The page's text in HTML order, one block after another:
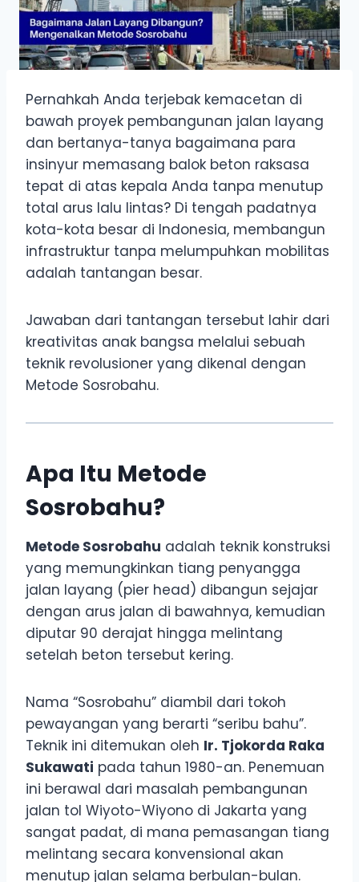
Pernahkah Anda terjebak kemacetan di
bawah proyek pembangunan jalan layang
dan bertanya-tanya bagaimana para
insinyur memasang balok beton raksasa
tepat di atas kepala Anda tanpa menutup
total arus lalu lintas? Di tengah padatnya
kota-kota besar di Indonesia, membangun
infrastruktur tanpa melumpuhkan mobilitas
adalah tantangan besar.
Jawaban dari tantangan tersebut lahir dari
kreativitas anak bangsa melalui sebuah
teknik revolusioner yang dikenal dengan
Metode Sosrobahu.
Apa Itu Metode
Sosrobahu?
Metode Sosrobahu adalah teknik konstruksi
yang memungkinkan tiang penyangga
jalan layang (pier head) dibangun sejajar
dengan arus jalan di bawahnya, kemudian
diputar 90 derajat hingga melintang
setelah beton tersebut kering.
Nama “Sosrobahu” diambil dari tokoh
pewayangan yang berarti “seribu bahu”.
Teknik ini ditemukan oleh Ir. Tjokorda Raka
Sukawati pada tahun 1980-an. Penemuan
ini berawal dari masalah pembangunan
jalan tol Wiyoto-Wiyono di Jakarta yang
sangat padat, di mana pemasangan tiang
melintang secara konvensional akan
menutup jalan selama berbulan-bulan.